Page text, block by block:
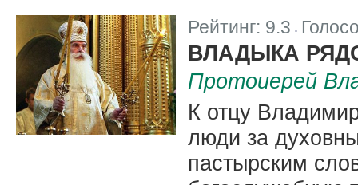
Рейтинг: 9.3
ВЛАДЫКА
Протоиерей
К отцу
люди за
пастырским